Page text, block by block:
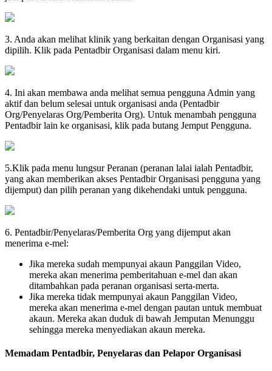
3. Anda akan melihat klinik yang berkaitan dengan Organisasi yang
dipilih. Klik pada Pentadbir Organisasi dalam menu kiri.
4. Ini akan membawa anda melihat semua pengguna Admin yang
aktif dan belum selesai untuk organisasi anda (Pentadbir
Org/Penyelaras Org/Pemberita Org). Untuk menambah pengguna
Pentadbir lain ke organisasi, klik pada butang Jemput Pengguna.
5.Klik pada menu lungsur Peranan (peranan lalai ialah Pentadbir,
yang akan memberikan akses Pentadbir Organisasi pengguna yang
dijemput) dan pilih peranan yang dikehendaki untuk pengguna.
6. Pentadbir/Penyelaras/Pemberita Org yang dijemput akan
menerima e-mel:
Jika mereka sudah mempunyai akaun Panggilan Video,
mereka akan menerima pemberitahuan e-mel dan akan
ditambahkan pada peranan organisasi serta-merta.
Jika mereka tidak mempunyai akaun Panggilan Video,
mereka akan menerima e-mel dengan pautan untuk membuat
akaun. Mereka akan duduk di bawah Jemputan Menunggu
sehingga mereka menyediakan akaun mereka.
Memadam Pentadbir, Penyelaras dan Pelapor Organisasi